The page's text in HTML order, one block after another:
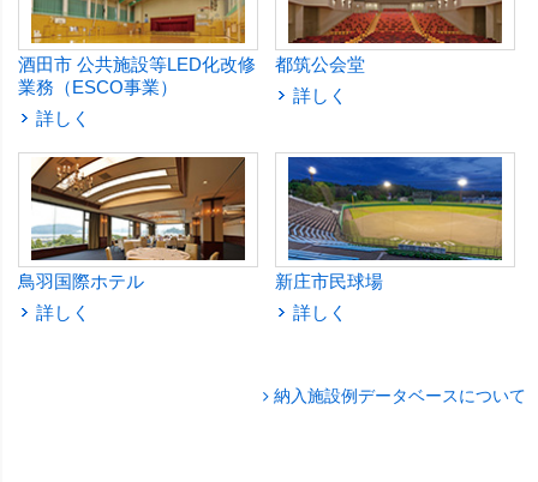
酒田市 公共施設等LED化改修
業務（ESCO事業）
詳しく
都筑公会堂
詳しく
鳥羽国際ホテル
詳しく
新庄市民球場
詳しく
納入施設例データベースについて